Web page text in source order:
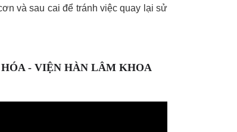
và sau cai để tránh việc quay lại sử
- VIỆN HÀN LÂM KHOA